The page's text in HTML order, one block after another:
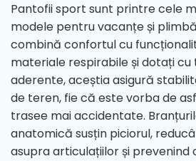
Pantofii sport sunt printre cele
modele pentru vacanțe și
combină confortul cu
materiale respirabile și dotați cu
aderente, aceștia asigură
de teren, fie că este vorba de
trasee mai accidentate.
anatomică susțin piciorul,
asupra articulațiilor și prevenind